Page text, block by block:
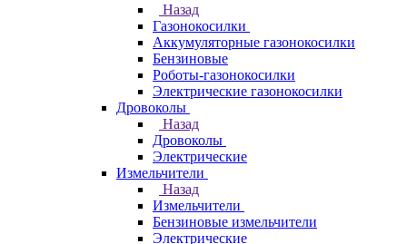
Назад
Газонокосилки
Аккумуляторные газонокосилки
Бензиновые
Роботы-газонокосилки
Электрические газонокосилки
Дровоколы
Назад
Дровоколы
Электрические
Измельчители
Назад
Измельчители
Бензиновые измельчители
Электрические